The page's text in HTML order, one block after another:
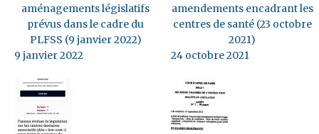
aménagements législatifs
prévus dans le cadre du
PLFSS (9 janvier 2022)
9 janvier 2022
amendements encadrant les
centres de santé (23 octobre
2021)
24 octobre 2021